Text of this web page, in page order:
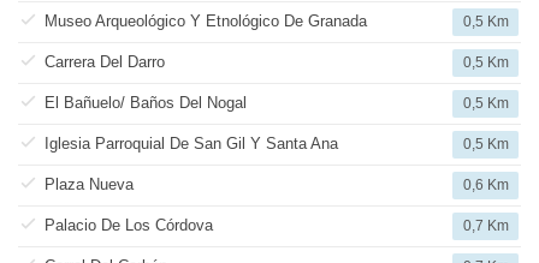
Museo Arqueológico Y Etnológico De Granada 0,5 Km
Carrera Del Darro 0,5 Km
El Bañuelo/ Baños Del Nogal 0,5 Km
Iglesia Parroquial De San Gil Y Santa Ana 0,5 Km
Plaza Nueva 0,6 Km
Palacio De Los Córdova 0,7 Km